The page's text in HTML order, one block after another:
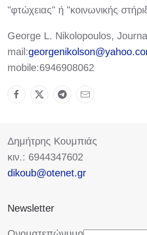
"φτώχειας" ή "κοινωνικής
George L. Nikolopoulos,
mail:
mobile:6946908062
Δημήτρης Κουμπιάς
κιν.: 6944347602
dikoub@otenet.gr
Newsletter